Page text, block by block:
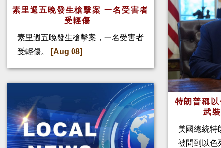
素里週五晚發生槍擊案 一名受害者
受輕傷
素里週五晚發生槍擊案，一名受害者
受輕傷。
[Aug 08]
特朗普稱
武
美國總統特
被問到以色